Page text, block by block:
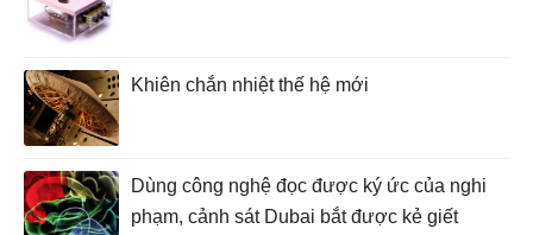
Khiên chắn nhiệt thế hệ mới
Dùng công nghệ đọc được ký ức của nghi
phạm, cảnh sát Dubai bắt được kẻ giết